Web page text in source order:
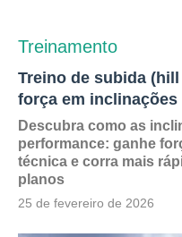
Treinamento
Treino de subida
força em inclinações
Descubra como as
performance: ganhe
técnica e corra mais
planos
25 de fevereiro de 2026